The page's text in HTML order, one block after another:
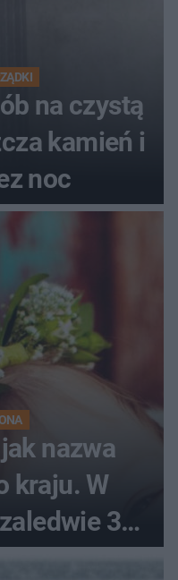
na czystą
kamień i
noc
nazwa
kraju. W
3